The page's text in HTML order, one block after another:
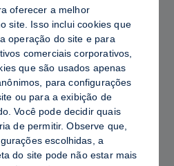
oferecer a melhor
site. Isso inclui cookies que
operação do site e para
comerciais corporativos,
que são usados ​​apenas
para configurações
ou para a exibição de
Você pode decidir quais
de permitir. Observe que,
escolhidas, a
do site pode não estar mais